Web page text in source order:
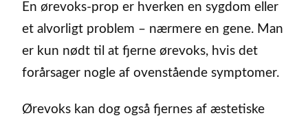
En ørevoks-prop er hverken en sygdom eller
et alvorligt problem – nærmere en gene. Man
er kun nødt til at fjerne ørevoks, hvis det
forårsager nogle af ovenstående symptomer.
Ørevoks kan dog også fjernes af æstetiske